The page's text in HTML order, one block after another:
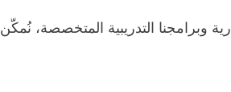
وبرامجنا التدريبية المتخصصة، نُمكّن